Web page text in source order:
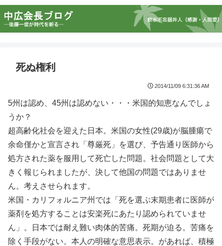
死ぬ権利
2014/11/09 6:31:36 AM
5州は認め、45州は認めない・・・米国的知恵なんでしょ
うか？
超高齢化社会を迎えた日本。米国の女性(29歳)が脳腫瘍で
余命僅かと宣言され「尊厳死」を選び、予告通り医師から
処方された薬を服用して死亡した問題。社会問題として大
きく報じられましたが、決して他国の問題ではありませ
ん。考えさせられます。
米国・カリフォルニア州では「死を選ぶ末期患者に医師が
薬剤を処方することは安楽死にあたり認められていませ
ん」。日本では耐え難い肉体的苦痛。死期が迫る。苦痛を
除く手段がない。本人の明確な意思表示。があれば、積極